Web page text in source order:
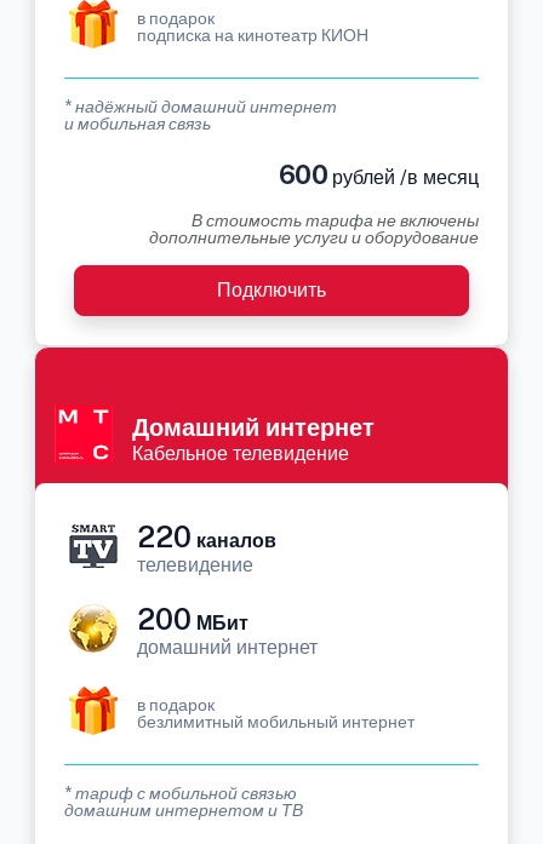
в подарок
подписка на кинотеатр КИОН
* надёжный домашний интернет
и мобильная связь
600 рублей /в месяц
В стоимость тарифа не включены
дополнительные услуги и оборудование
Подключить
Домашний интернет
Кабельное телевидение
220 каналов
телевидение
200 МБит
домашний интернет
в подарок
безлимитный мобильный интернет
* тариф с мобильной связью
домашним интернетом и ТВ